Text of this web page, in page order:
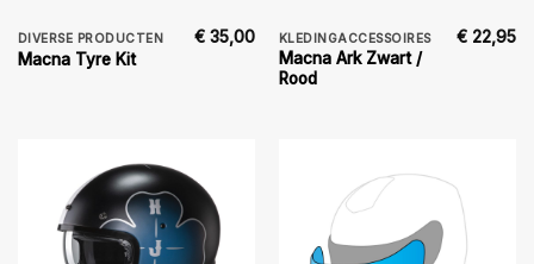
DIVERSE PRODUCTEN
Macna Tyre Kit
€ 35,00 KLEDINGACCESSOIRES
Macna Ark Zwart /
Rood
€ 22,95